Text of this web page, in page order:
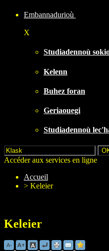
Embannadurioù
X
Studiadennoù
Kelenn
Buhez foran
Geriaouegi
Studiadennoù
Accéder aux services en ligne
Accueil
> Keleier
Keleier